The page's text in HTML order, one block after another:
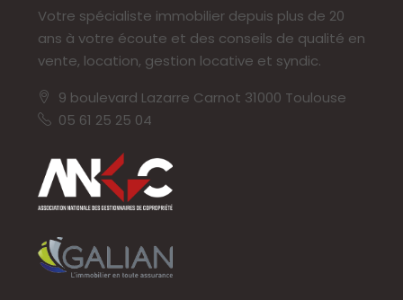
Votre spécialiste immobilier depuis plus de 20
ans à votre écoute et des conseils de qualité en
vente, location, gestion locative et syndic.
9 boulevard Lazarre Carnot 31000 Toulouse
05 61 25 25 04